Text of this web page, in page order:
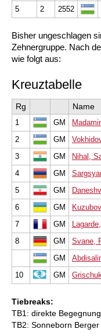
5 2 2552
Bisher ungeschlagen
Zehnergruppe. Nach
wie folgt aus:
Kreuztabelle
Rg Name
1
GM
2
GM
3
GM Nihal,
4
GM
5
GM
6
GM
7
GM
8
GM Svane,
GM
10
GM
Tiebreaks:
TB1: direkte Begegnung
TB2: Sonneborn Berger